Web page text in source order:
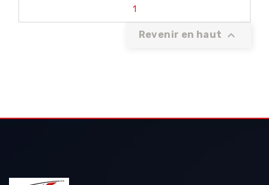
1
Revenir en haut 